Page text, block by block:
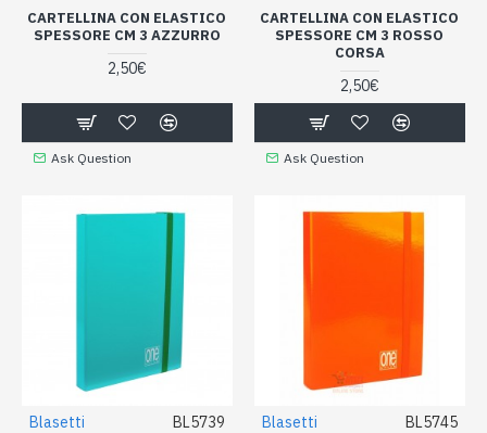
CARTELLINA CON ELASTICO
SPESSORE CM 3 AZZURRO
2,50€
Ask Question
CARTELLINA CON ELASTICO
SPESSORE CM 3 ROSSO
CORSA
2,50€
Ask Question
Blasetti BL5739 Blasetti BL5745